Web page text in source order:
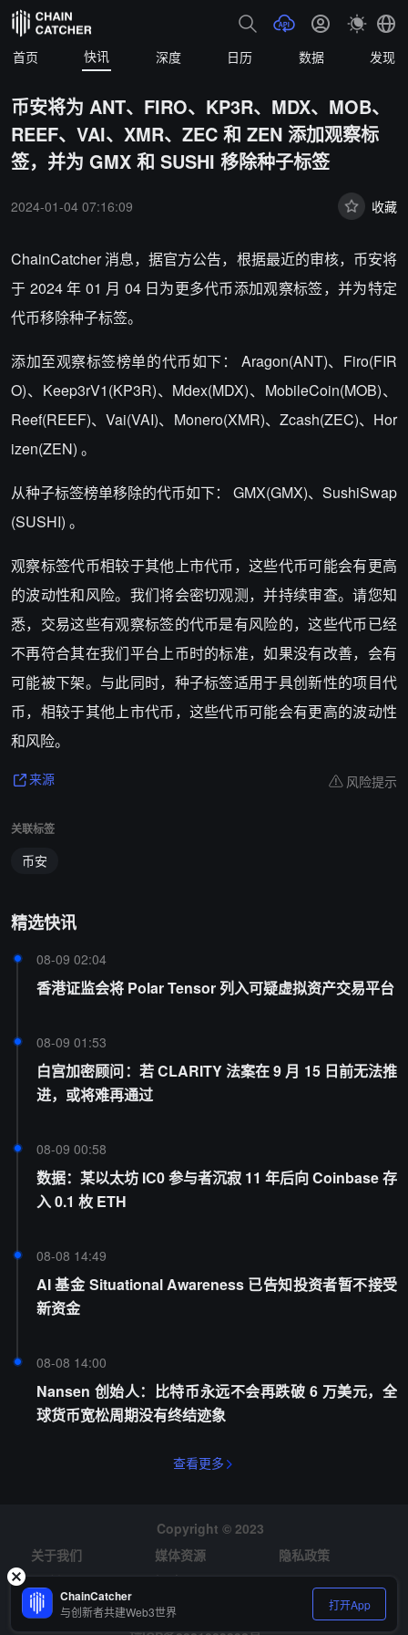
首页 快讯 深度 日历 数据 发现
币安将为 ANT、FIRO、KP3R、MDX、MOB、
REEF、VAI、XMR、ZEC 和 ZEN 添加观察标
签，并为 GMX 和 SUSHI 移除种子标签
2024-01-04 07:16:09 收藏
ChainCatcher 消息，据官方公告，根据最近的审核，币安将
于 2024 年 01 月 04 日为更多代币添加观察标签，并为特定
代币移除种子标签。
添加至观察标签榜单的代币如下： Aragon(ANT)、Firo(FIR
O)、Keep3rV1(KP3R)、Mdex(MDX)、MobileCoin(MOB)、
Reef(REEF)、Vai(VAI)、Monero(XMR)、Zcash(ZEC)、Hor
izen(ZEN) 。
从种子标签榜单移除的代币如下： GMX(GMX)、SushiSwap
(SUSHI) 。
观察标签代币相较于其他上市代币，这些代币可能会有更高
的波动性和风险。我们将会密切观测，并持续审查。请您知
悉，交易这些有观察标签的代币是有风险的，这些代币已经
不再符合其在我们平台上币时的标准，如果没有改善，会有
可能被下架。与此同时，种子标签适用于具创新性的项目代
币，相较于其他上市代币，这些代币可能会有更高的波动性
和风险。
来源 风险提示
关联标签
币安
精选快讯
08-09 02:04
香港证监会将 Polar Tensor 列入可疑虚拟资产交易平台
08-09 01:53
白宫加密顾问：若 CLARITY 法案在 9 月 15 日前无法推
进，或将难再通过
08-09 00:58
数据：某以太坊 IC0 参与者沉寂 11 年后向 Coinbase 存
入 0.1 枚 ETH
08-08 14:49
AI 基金 Situational Awareness 已告知投资者暂不接受
新资金
08-08 14:00
Nansen 创始人：比特币永远不会再跌破 6 万美元，全
球货币宽松周期没有终结迹象
查看更多
Copyright © 2023
关于我们
媒体资源
隐私政策
风险提示
招聘
ChainCatcher
与创新者共建Web3世界 打开App